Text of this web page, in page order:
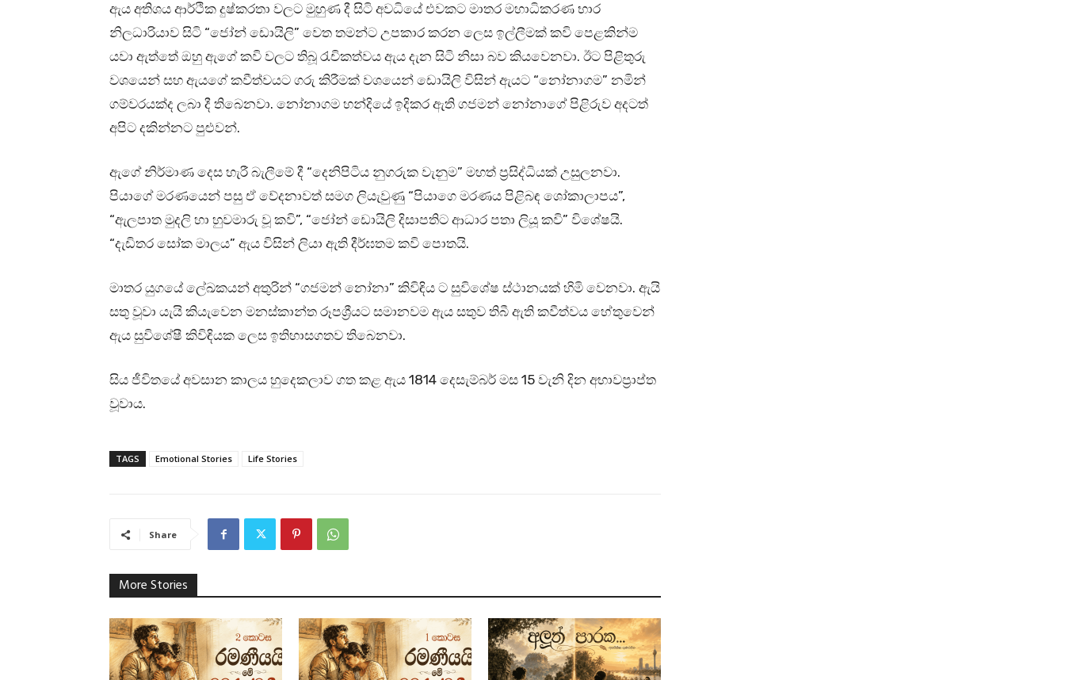
ඇය අතිශය ආර්ථික දුෂ්කරතා වලට මුහුණ දී සිටි අවධියේ එවකට මාතර මහාධිකරණ භාර
නිලධාරියාව සිටි “ජෝන් ඩොයිලි” වෙත තමන්ට උපකාර කරන ලෙස ඉල්ලීමක් කවි පෙළකින්ම
යවා ඇත්තේ ඔහු ඇගේ කවි වලට තිබූ රැචිකත්වය ඇය දැන සිටි නිසා බව කියවෙනවා. ඊට පිළිතුරු
වශයෙන් සහ ඇයගේ කවීත්වයට ගරු කිරීමක් වශයෙන් ඩොයිලි විසින් ඇයට “නෝනාගම” නමින්
ගම්වරයක්ද ලබා දී තිබෙනවා. නෝනාගම හන්දියේ ඉදිකර ඇති ගජමන් නෝනාගේ පිළිරුව අදටත්
අපිට දකින්නට පුළුවන්.
ඇගේ නිර්මාණ දෙස හැරී බැලීමේ දී “දෙනිපිටිය නුගරුක වැනුම” මහත් ප්‍රසිද්ධියක් උසුලනවා.
පියාගේ මරණයෙන් පසු ඒ වේදනාවත් සමග ලියැවුණු “පියාගෙ මරණය පිළිබඳ ශෝකාලාපය”,
“ඇලපාත මුදලි හා හුවමාරු වූ කවි”, “ජෝන් ඩොයිලි දිසාපතිට ආධාර පතා ලියූ කවි” විශේෂයි.
“දැඩිතර සෝක මාලය” ඇය විසින් ලියා ඇති දීර්ඝතම කවි පොතයි.
මාතර යුගයේ ලේඛකයන් අතුරින් “ගජමන් නෝනා” කිවිඳිය ට සුවිශේෂ ස්ථානයක් හිමි වෙනවා. ඇයි
සතු වූවා යැයි කියැවෙන මනස්කාන්ත රූපශ්‍රීයට සමානවම ඇය සතුව තිබී ඇති කවීත්වය හේතුවෙන්
ඇය සුවිශේෂී කිවිඳියක ලෙස ඉතිහාසගතව තිබෙනවා.
සිය ජීවිතයේ අවසාන කාලය හුදෙකලාව ගත කළ ඇය 1814 දෙසැම්බර් මස 15 වැනි දින අභාවප්‍රාප්ත
වූවාය.
TAGS Emotional Stories Life Stories
Share
More Stories